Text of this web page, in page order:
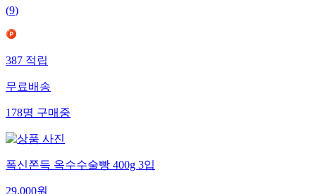
(9)
387적립
무료배송
178명구매중
폭신쫀득 옥수수술빵 400g 3입